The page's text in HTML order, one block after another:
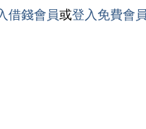
借錢會員或登入免費會員